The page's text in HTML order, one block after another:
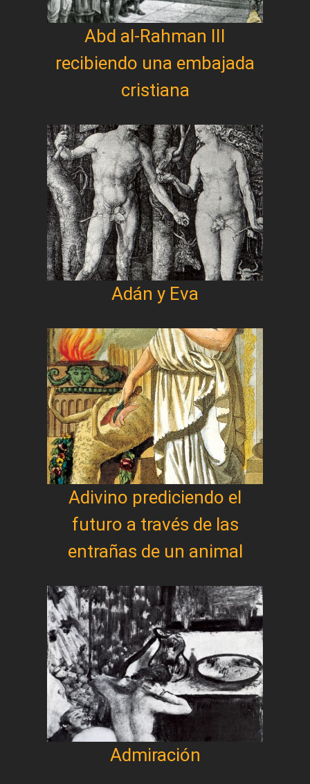
Abd al-Rahman III
recibiendo una embajada
cristiana
Adán y Eva
Adivino prediciendo el
futuro a través de las
entrañas de un animal
Admiración